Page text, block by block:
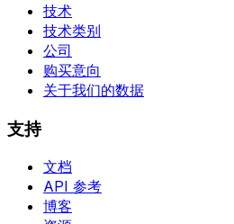
技术
技术类别
公司
购买意向
关于我们的数据
支持
文档
API 参考
博客